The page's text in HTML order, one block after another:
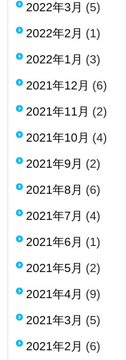
2022年3月 (5)
2022年2月 (1)
2022年1月 (3)
2021年12月 (6)
2021年11月 (2)
2021年10月 (4)
2021年9月 (2)
2021年8月 (6)
2021年7月 (4)
2021年6月 (1)
2021年5月 (2)
2021年4月 (9)
2021年3月 (5)
2021年2月 (6)